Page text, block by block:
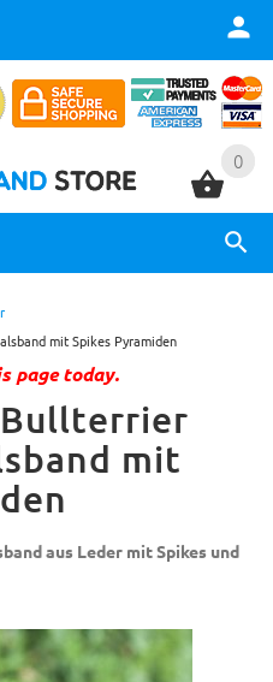
0
0
mit Spikes Pyramiden
page today.
mit
aus Leder mit Spikes und